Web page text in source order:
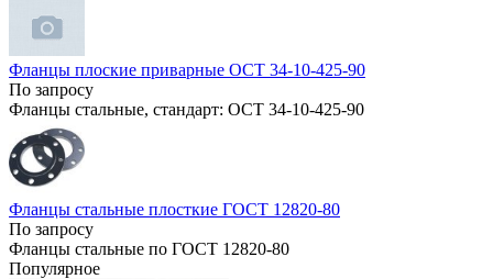
Фланцы плоские приварные ОСТ 34-10-425-90
По запросу
Фланцы стальные, стандарт: ОСТ 34-10-425-90
Фланцы стальные плосткие ГОСТ 12820-80
По запросу
Фланцы стальные по ГОСТ 12820-80
Популярное